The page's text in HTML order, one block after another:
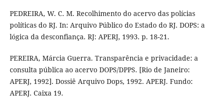
PEDREIRA, W. C. M. Recolhimento do acervo das polícias
políticas do RJ. In: Arquivo Público do Estado do RJ. DOPS: a
lógica da desconfiança. RJ: APERJ, 1993. p. 18-21.
PEREIRA, Márcia Guerra. Transparência e privacidade: a
consulta pública ao acervo DOPS/DPPS. [Rio de Janeiro:
APERJ, 1992]. Dossiê Arquivo Dops, 1992. APERJ. Fundo:
APERJ. Caixa 19.